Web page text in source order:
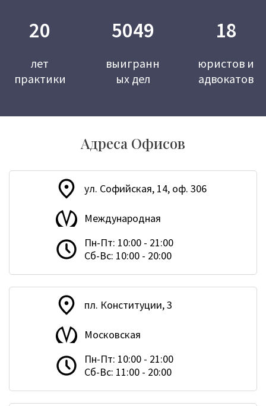
20
лет
практики
5049
выигранн
ых дел
18
юристов и
адвокатов
Адреса Офисов
ул. Софийская, 14, оф. 306
Международная
Пн-Пт: 10:00 - 21:00
Сб-Вс: 10:00 - 20:00
пл. Конституции, 3
Московская
Пн-Пт: 10:00 - 21:00
Сб-Вс: 11:00 - 20:00